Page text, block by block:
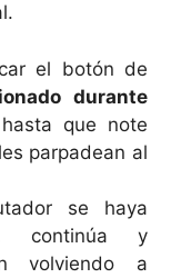
el botón de
durante
que note
parpadean al
se haya
continúa y
volviendo a